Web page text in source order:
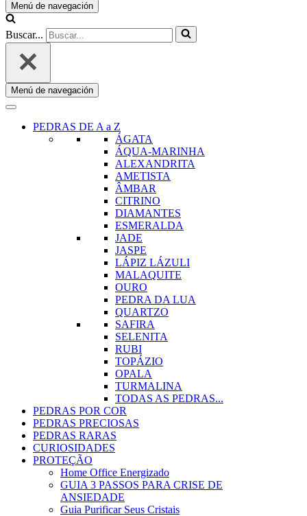
Menú de navegación
Buscar...
Menú de navegación
PEDRAS DE A a Z
ÁGATA
ÁQUA-MARINHA
ALEXANDRITA
AMETISTA
ÂMBAR
CITRINO
DIAMANTES
ESMERALDA
JADE
JASPE
LÁPIZ LÁZULI
MALAQUITE
OURO
PEDRA DA LUA
QUARTZO
SAFIRA
SELENITA
RUBI
TOPÁZIO
OPALA
TURMALINA
TODAS AS PEDRAS...
PEDRAS POR COR
PEDRAS PRECIOSAS
PEDRAS RARAS
CURIOSIDADES
PROTEÇÃO
Home Office Energizado
GUIA 3 PASSOS PARA CRISE DE
ANSIEDADE
Guia Purificar Seus Cristais